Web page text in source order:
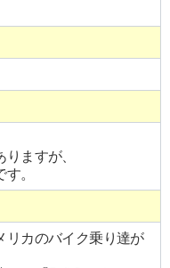
ますが、
。
リカのバイク乗り達が